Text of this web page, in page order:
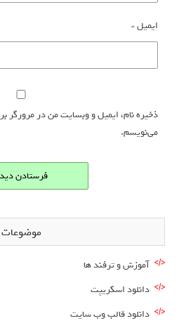
ایمیل*
ذخیره نام، ایمیل و وبسایت من در مرورگر
می‌نویسم.
موضوعات
آموزش و ترفند ها
دانلود اسکریپت
دانلود قالب وب سایت